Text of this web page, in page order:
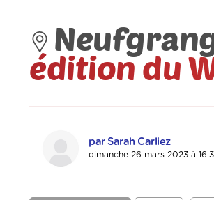
édition du
par Sarah Carliez
dimanche 26 mars 2023 à